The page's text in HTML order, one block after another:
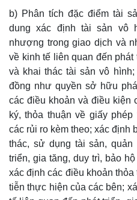
b) Phân tích đặc điểm tài
dung xác định tài sản vô
nhượng trong giao dịch và
về kinh tế liên quan đến
và khai thác tài sản vô
đồng như quyền sở hữu
các điều khoản và điều kiện
ký, thỏa thuận về giấy
các rủi ro kèm theo; xác định
thác, sử dụng tài sản,
triển, gia tăng, duy trì, bảo
xác định các điều khoản
tiễn thực hiện của các bên;